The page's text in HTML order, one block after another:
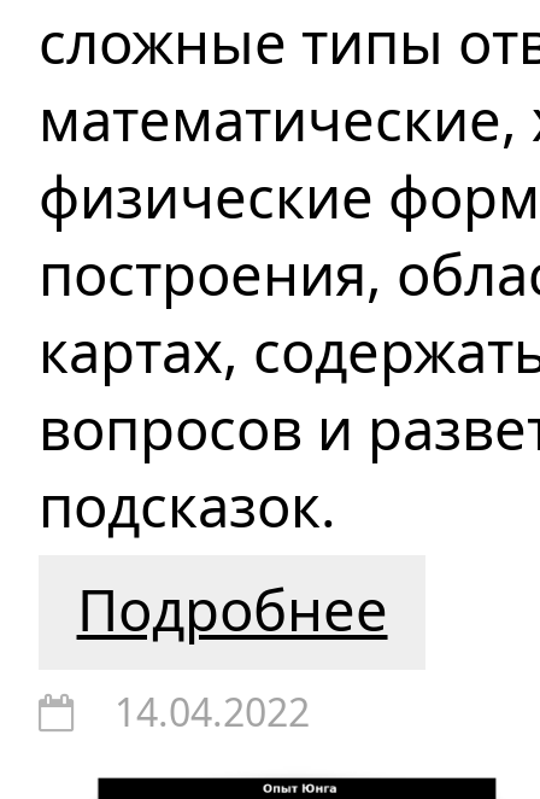
сложные типы
физические
построения,
картах,
вопросов и
подсказок.
Подробнее
14.04.2022